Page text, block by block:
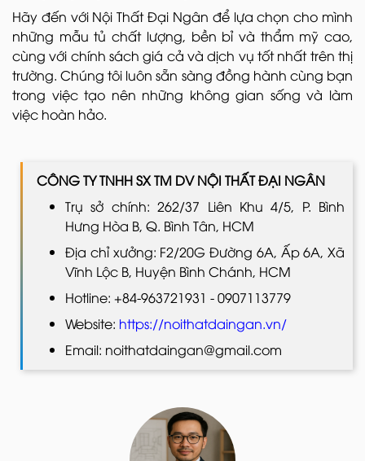
Hãy đến với Nội Thất Đại Ngân để lựa chọn cho mình
những mẫu tủ chất lượng, bền bỉ và thẩm mỹ cao,
cùng với chính sách giá cả và dịch vụ tốt nhất trên thị
trường. Chúng tôi luôn sẵn sàng đồng hành cùng bạn
trong việc tạo nên những không gian sống và làm
việc hoàn hảo.
CÔNG TY TNHH SX TM DV NỘI THẤT ĐẠI NGÂN
Trụ sở chính: 262/37 Liên Khu 4/5, P. Bình
Hưng Hòa B, Q. Bình Tân, HCM
Địa chỉ xưởng: F2/20G Đường 6A, Ấp 6A, Xã
Vĩnh Lộc B, Huyện Bình Chánh, HCM
Hotline: +84-963721931 - 0907113779
Website: https://noithatdaingan.vn/
Email: noithatdaingan@gmail.com